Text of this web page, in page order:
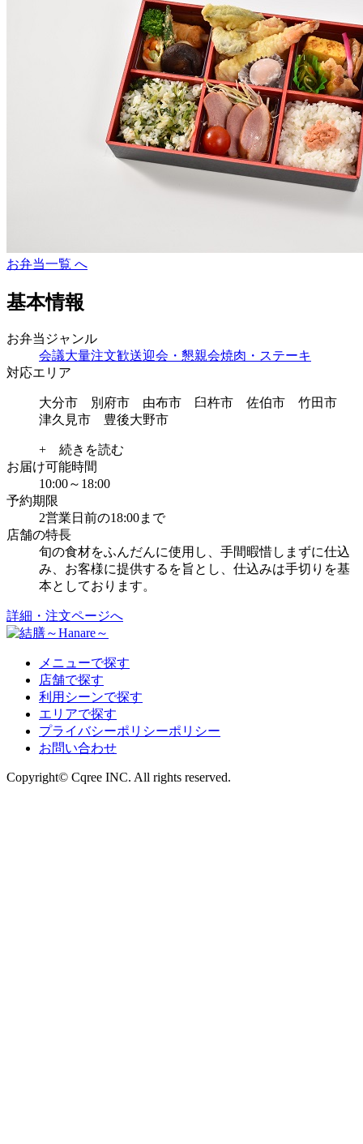
お弁当一覧 へ
基本情報
お弁当ジャンル
会議大量注文歓送迎会・懇親会焼肉・ステーキ
対応エリア
大分市 別府市 由布市 臼杵市 佐伯市 竹田市
津久見市 豊後大野市
+ 続きを読む
お届け可能時間
10:00～18:00
予約期限
2営業日前の18:00まで
店舗の特長
旬の食材をふんだんに使用し、手間暇惜しまずに仕込
み、お客様に提供するを旨とし、仕込みは手切りを基
本としております。
詳細・注文ページへ
メニューで探す
店舗で探す
利用シーンで探す
エリアで探す
プライバシーポリシーポリシー
お問い合わせ
Copyright© Cqree INC. All rights reserved.